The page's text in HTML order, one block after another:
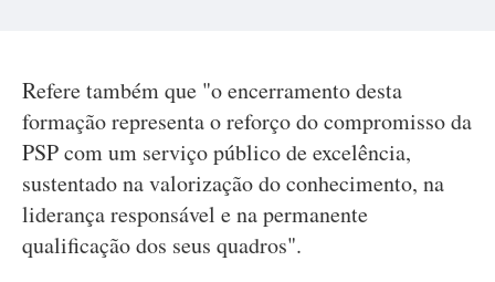
Refere também que "o encerramento desta
formação representa o reforço do compromisso da
PSP com um serviço público de excelência,
sustentado na valorização do conhecimento, na
liderança responsável e na permanente
qualificação dos seus quadros".